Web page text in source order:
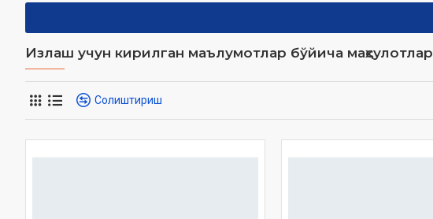
Излаш учун кирилган маълумотлар бўйича маҳсулотлар
Солиштириш